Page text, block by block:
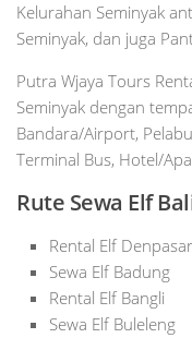
Kelurahan Seminyak
Seminyak, dan juga
Putra Wjaya Tours
Seminyak dengan
Bandara/Airport,
Terminal Bus, Hotel/
Rute Sewa Elf
Rental Elf Denpasar
Sewa Elf Badung
Rental Elf Bangli
Sewa Elf Buleleng